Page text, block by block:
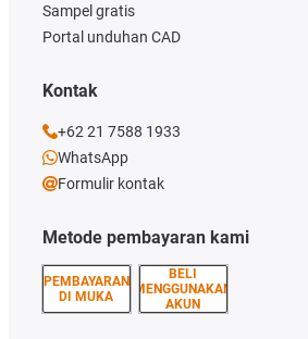
Metode pembayaran kami
PEMBAYARAN
DI MUKA
BELI
MENGGUNAKAN
AKUN
Sampel gratis
Portal unduhan CAD
Kontak
+62 21 7588 1933
WhatsApp
Formulir kontak